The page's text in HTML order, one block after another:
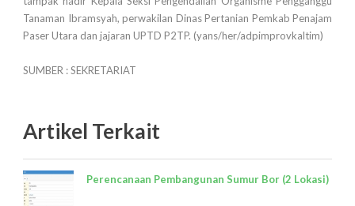
Tanaman Ibramsyah, perwakilan Dinas Pertanian Pemkab Penajam
Paser Utara dan jajaran UPTD P2TP. (yans/her/adpimprovkaltim)
SUMBER : SEKRETARIAT
Artikel Terkait
Perencanaan Pembangunan Sumur Bor (2 Lokasi)